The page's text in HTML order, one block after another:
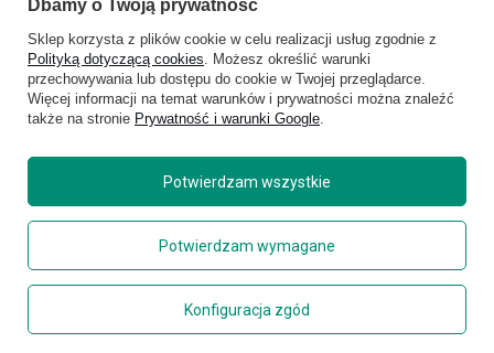
Dbamy o Twoją prywatność
Sklep korzysta z plików cookie w celu realizacji usług zgodnie z
Polityką dotyczącą cookies. Możesz określić warunki
przechowywania lub dostępu do cookie w Twojej przeglądarce.
Więcej informacji na temat warunków i prywatności można znaleźć
także na stronie Prywatność i warunki Google.
Potwierdzam wymagane
Konfiguracja zgód
Potwierdzam wszystkie